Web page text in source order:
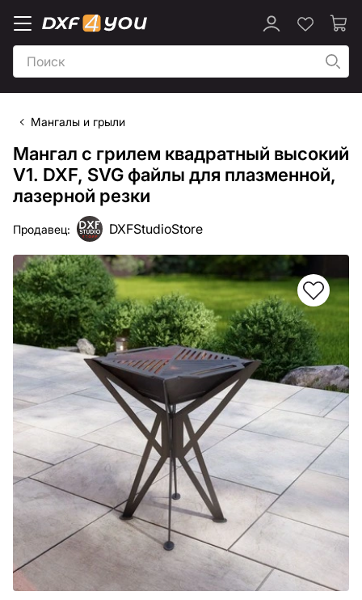
Мангалы и грыли
Мангал с грилем квадратный высокий
V1. DXF, SVG файлы для плазменной,
лазерной резки
Продавец: DXFStudioStore